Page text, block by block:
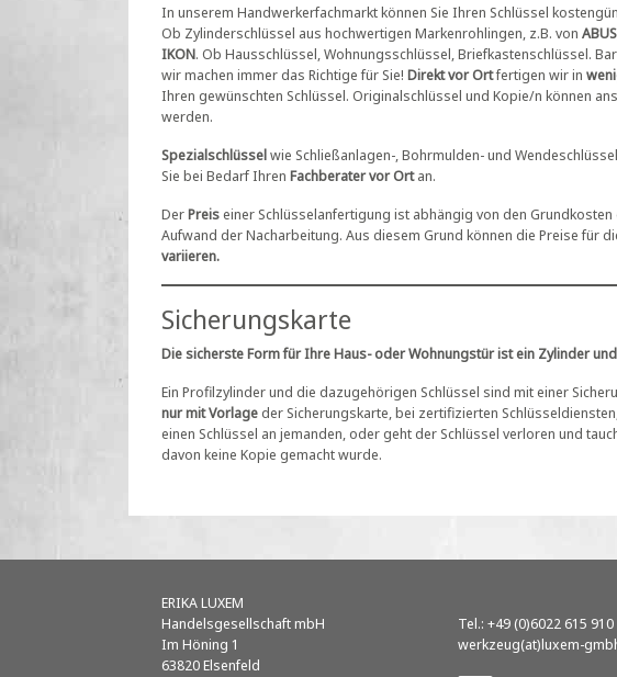
In unserem Handwerkerfachmarkt können Sie Ihren Schlüssel
Ob Zylinderschlüssel aus hochwertigen Markenrohlingen, z.B. von
IKON. Ob Hausschlüssel, Wohnungsschlüssel, Briefkastenschlüssel.
wir machen immer das Richtige für Sie! Direkt vor Ortfertigen wir in
Ihren gewünschten Schlüssel. Originalschlüssel und Kopie/n können
werden.
Spezialschlüsselwie Schließanlagen-, Bohrmulden- und
Sie bei Bedarf Ihren Fachberater vor Ortan.
DerPreiseiner Schlüsselanfertigung ist abhängig von den
Aufwand der Nacharbeitung. Aus diesem Grund können die Preise für
variieren.
Sicherungskarte
Die sicherste Form für Ihre Haus- oder Wohnungstür ist ein Zylinder
Ein Profilzylinder und die dazugehörigen Schlüssel sind mit einer
nur mit Vorlageder Sicherungskarte, bei zertifizierten
einen Schlüssel an jemanden, oder geht der Schlüssel verloren und
davon keine Kopie gemacht wurde.
ERIKA LUXEM
Handelsgesellschaft mbH
Im Höning 1
63820 Elsenfeld
Tel.: +49 (0)6022 615 910
werkzeug(at)luxem-